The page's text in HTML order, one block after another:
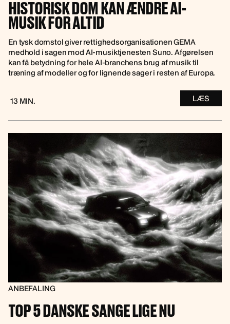
HISTORISK DOM KAN ÆNDRE AI-
MUSIK FOR ALTID
En tysk domstol giver rettighedsorganisationen GEMA
medhold i sagen mod AI-musiktjenesten Suno. Afgørelsen
kan få betydning for hele AI-branchens brug af musik til
træning af modeller og for lignende sager i resten af Europa.
13 MIN. LÆS
ANBEFALING
TOP 5 DANSKE SANGE LIGE NU